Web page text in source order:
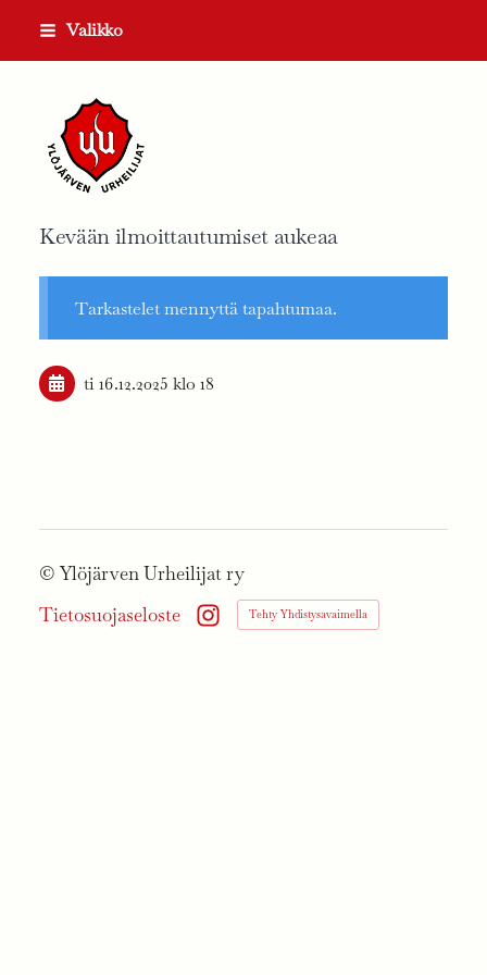
Siirry
sivun
sisältöön
Valikko
Ylöjärven Urheilijat ry
Kevään ilmoittautumiset aukeaa
Tarkastelet mennyttä tapahtumaa.
ti 16.12.2025 klo 18
©Ylöjärven Urheilijat ry
Tietosuojaseloste
Instagram
Tehty Yhdistysavaimella